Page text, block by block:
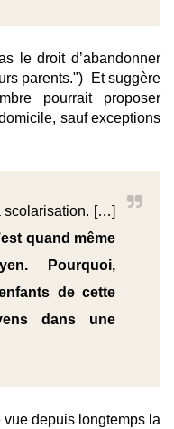
le droit d’abandonner
parents.") Et suggère
pourrait proposer
sauf exceptions
scolarisation. […]
quand même
Pourquoi,
de cette
dans une
depuis longtemps la